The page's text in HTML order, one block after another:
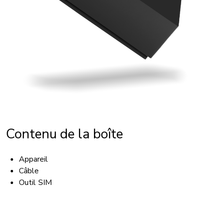
Contenu de la boîte
Appareil
Câble
Outil SIM